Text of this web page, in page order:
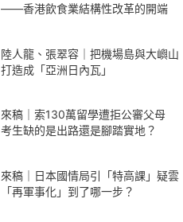
——香港飲食業結構性改革的開端
陸人龍、張翠容｜把機場島與大嶼山
打造成「亞洲日內瓦」
來稿｜索130萬留學遭拒公審父母
考生缺的是出路還是腳踏實地？
來稿｜日本國情局引「特高課」疑雲
「再軍事化」到了哪一步？